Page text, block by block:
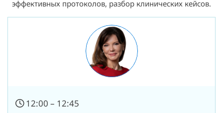
эффективных протоколов, разбор клинических кейсов.
12:00 – 12:45